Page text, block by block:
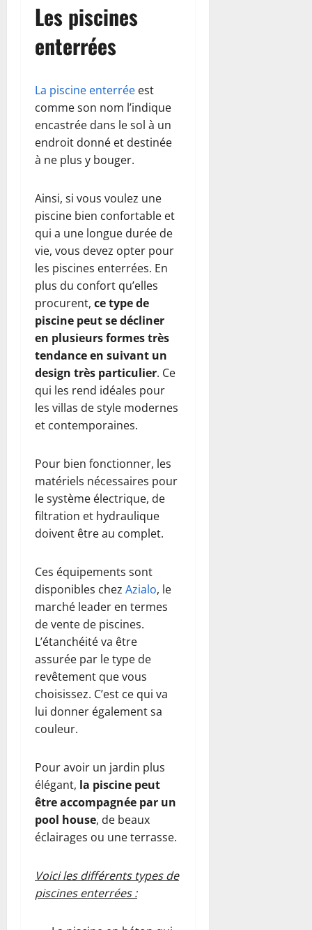
Les piscines
enterrées
La piscine enterrée est
comme son nom l’indique
encastrée dans le sol à un
endroit donné et destinée
à ne plus y bouger.
Ainsi, si vous voulez une
piscine bien confortable et
qui a une longue durée de
vie, vous devez opter pour
les piscines enterrées. En
plus du confort qu’elles
procurent, ce type de
piscine peut se décliner
en plusieurs formes très
tendance en suivant un
design très particulier. Ce
qui les rend idéales pour
les villas de style modernes
et contemporaines.
Pour bien fonctionner, les
matériels nécessaires pour
le système électrique, de
filtration et hydraulique
doivent être au complet.
Ces équipements sont
disponibles chez Azialo, le
marché leader en termes
de vente de piscines.
L’étanchéité va être
assurée par le type de
revêtement que vous
choisissez. C’est ce qui va
lui donner également sa
couleur.
Pour avoir un jardin plus
élégant, la piscine peut
être accompagnée par un
pool house, de beaux
éclairages ou une terrasse.
Voici les différents types de
piscines enterrées :